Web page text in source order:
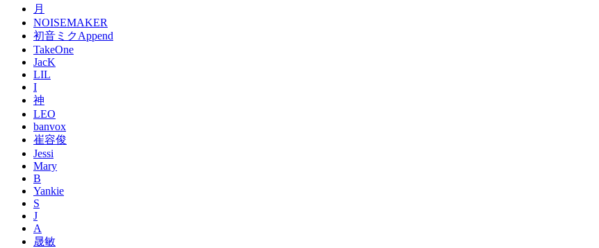
月
NOISEMAKER
初音ミクAppend
TakeOne
JacK
LIL
I
神
LEO
banvox
崔容俊
Jessi
Mary
B
Yankie
S
J
A
晟敏